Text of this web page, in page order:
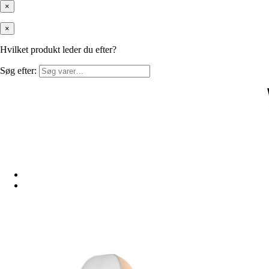
×
×
Hvilket produkt leder du efter?
Søg efter: